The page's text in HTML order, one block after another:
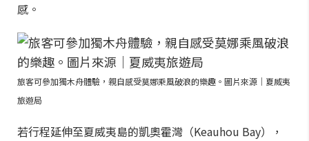
感。
旅客可參加獨木舟體驗，親自感受莫娜乘風破浪的樂趣。圖片來源｜夏威夷
旅遊局
若行程延伸至夏威夷島的凱奧霍灣（Keauhou Bay），